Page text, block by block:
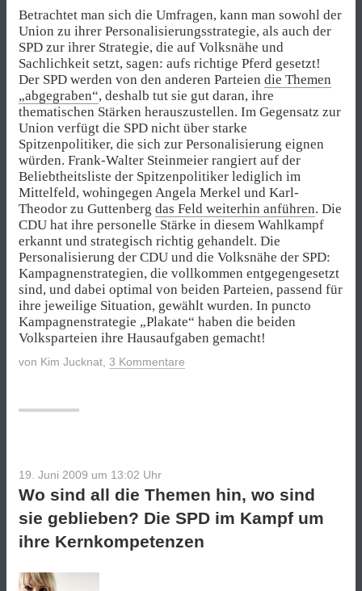
Betrachtet man sich die Umfragen, kann man sowohl der
Union zu ihrer Personalisierungsstrategie, als auch der
SPD zur ihrer Strategie, die auf Volksnähe und
Sachlichkeit setzt, sagen: aufs richtige Pferd gesetzt!
Der SPD werden von den anderen Parteien die Themen
„abgegraben“, deshalb tut sie gut daran, ihre
thematischen Stärken herauszustellen. Im Gegensatz zur
Union verfügt die SPD nicht über starke
Spitzenpolitiker, die sich zur Personalisierung eignen
würden. Frank-Walter Steinmeier rangiert auf der
Beliebtheitsliste der Spitzenpolitiker lediglich im
Mittelfeld, wohingegen Angela Merkel und Karl-
Theodor zu Guttenberg das Feld weiterhin anführen. Die
CDU hat ihre personelle Stärke in diesem Wahlkampf
erkannt und strategisch richtig gehandelt. Die
Personalisierung der CDU und die Volksnähe der SPD:
Kampagnenstrategien, die vollkommen entgegengesetzt
sind, und dabei optimal von beiden Parteien, passend für
ihre jeweilige Situation, gewählt wurden. In puncto
Kampagnenstrategie „Plakate“ haben die beiden
Volksparteien ihre Hausaufgaben gemacht!
von Kim Jucknat 3 Kommentare
19. Juni 2009 um 13:02 Uhr
Wo sind all die Themen hin, wo sind
sie geblieben? Die SPD im Kampf um
ihre Kernkompetenzen